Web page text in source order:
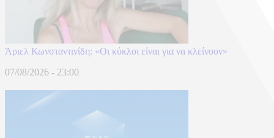
Άριελ Κωνσταντινίδη: «Oι κύκλοι είναι για να κλείνουν»
07/08/2026 - 23:00